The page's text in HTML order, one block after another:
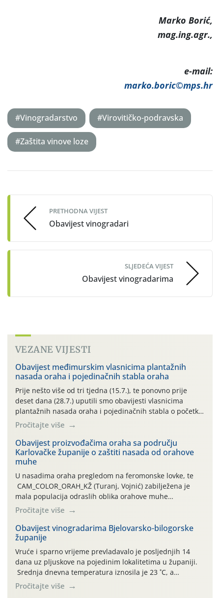
Marko Borić,
mag.ing.agr.,
e-mail:
marko.boric©mps.hr
#Vinogradarstvo #Virovitičko-podravska
#Zaštita vinove loze
navigation
PRETHODNA VIJEST
Obavijest vinogradari
SLJEDEĆA VIJEST
Obavijest vinogradarima
VEZANE VIJESTI
Obavijest međimurskim vlasnicima plantažnih
nasada oraha i pojedinačnih stabla oraha
Prije nešto više od tri tjedna (15.7.), te ponovno prije
deset dana (28.7.) uputili smo obavijesti vlasnicima
plantažnih nasada oraha i pojedinačnih stabla o početku
leta i ovogodišnjoj potrebi usmjerenog suzbijanja
orahove muhe (Rhagoletis completa)! Već dvanaest dana
traje drugi ovogodišnji “toplinski udar”, koji naročito
izražen zadnja šest dana (31.7.-05.8.), jer najviše
temperature zraka svakodnevno […]
Pročitajte više
Obavijest proizvođačima oraha sa području
Karlovačke županije o zaštiti nasada od orahove
muhe
U nasadima oraha pregledom na feromonske lovke, te
CAM_COLOR_ORAH_KŽ (Turanj, Vojnić) zabilježena je
mala populacija odraslih oblika orahove muhe
(Rhagoletis completa). Niska brojnost može se objasniti
činjenicom da je riječ o mladim nasadima s vrlo malim
urodom, što je povezano i s manjim brojem prezimjelih
jedinki. U starijim nasadima, na žutim ljepljivim Rebell
pločama s […]
Pročitajte više
Obavijest vinogradarima Bjelovarsko-bilogorske
županije
Vruće i sparno vrijeme prevladavalo je posljednjih 14
dana uz pljuskove na pojedinim lokalitetima u županiji.
Srednja dnevna temperatura iznosila je 23 ˚C, a
maksimalne su posljednjih dana dosezale do 35 ˚C.
Simptome plamenjače vinove loze (Plasmoparas
Pročitajte više